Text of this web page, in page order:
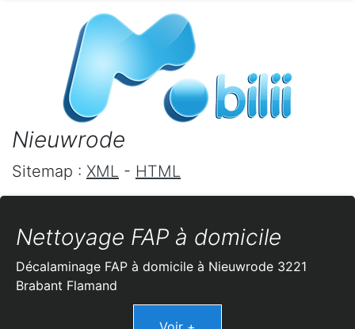
Nieuwrode
Sitemap : XML - HTML
Nettoyage FAP à domicile
Décalaminage FAP à domicile à Nieuwrode 3221
Brabant Flamand